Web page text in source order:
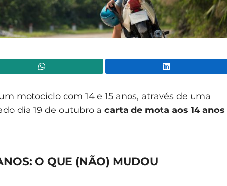
motociclo com 14 e 15 anos, através de uma
dia 19 de outubro a carta de mota aos 14 anos
O QUE (NÃO) MUDOU